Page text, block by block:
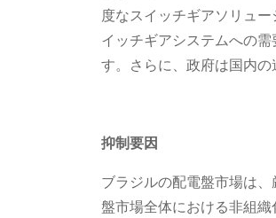
度なスイッチギアソリュ
イッチギアシステムへの
す。さらに、政府は国内
抑制要因
ブラジルの配電盤市場は
盤市場全体における非組織